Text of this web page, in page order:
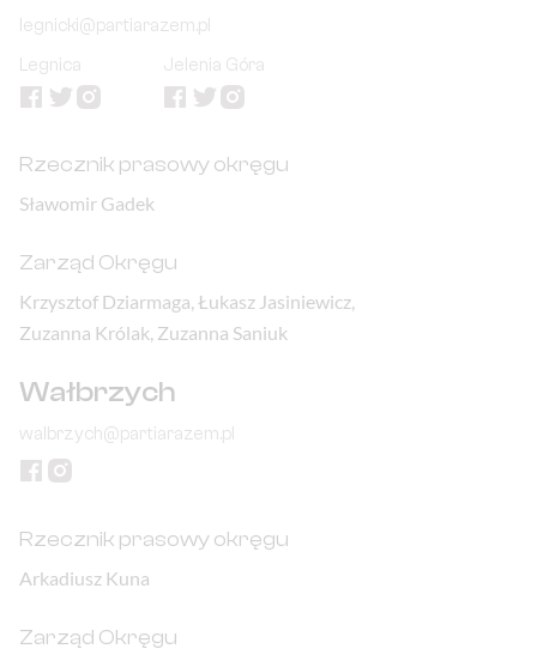
legnicki@partiarazem.pl
Legnica
Jelenia Góra
Rzecznik prasowy okręgu
Sławomir Gadek
Zarząd Okręgu
Krzysztof Dziarmaga, Łukasz Jasiniewicz,
Zuzanna Królak, Zuzanna Saniuk
Wałbrzych
walbrzych@partiarazem.pl
Rzecznik prasowy okręgu
Arkadiusz Kuna
Zarząd Okręgu